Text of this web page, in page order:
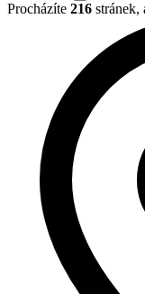
Procházíte 216 stránek,